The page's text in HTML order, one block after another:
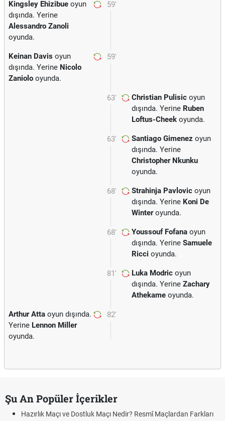
59'
Kingsley Ehizibue oyun
dışında. Yerine
Alessandro Zanoli
oyunda.
59'
Keinan Davis oyun
dışında. Yerine Nicolo
Zaniolo oyunda.
63' Christian Pulisic oyun
dışında. Yerine Ruben
Loftus-Cheek oyunda.
63' Santiago Gimenez oyun
dışında. Yerine
Christopher Nkunku
oyunda.
68' Strahinja Pavlovic oyun
dışında. Yerine Koni De
Winteroyunda.
68' Youssouf Fofana oyun
dışında. Yerine Samuele
Ricci oyunda.
81' Luka Modric oyun
dışında. Yerine Zachary
Athekame oyunda.
82'
Arthur Atta oyun dışında.
Yerine Lennon Miller
oyunda.
Şu An Popüler İçerikler
Hazırlık Maçı ve Dostluk Maçı Nedir? Resmî Maçlardan Farkları